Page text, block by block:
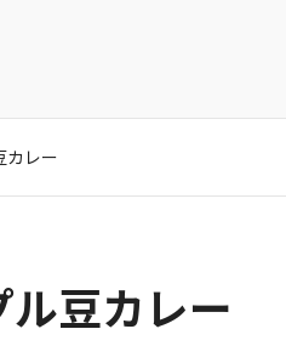
カレー
豆カレー